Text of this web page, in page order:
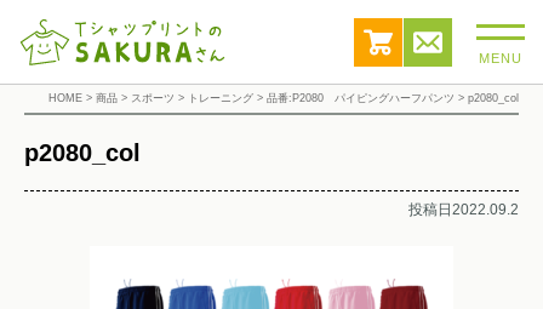
MENU
HOME > 商品 > スポーツ > トレーニング > 品番:P2080 パイピングハーフパンツ > p2080_col
p2080_col
投稿日2022.09.2